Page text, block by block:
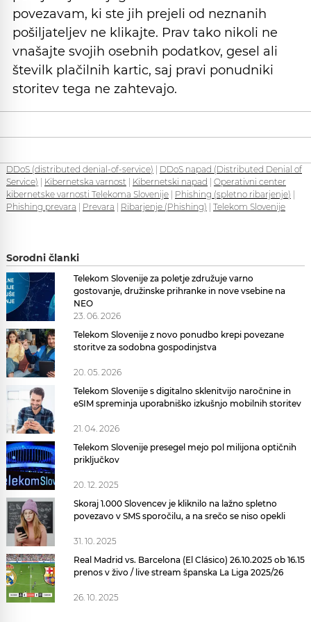
povezavam, ki ste jih prejeli od neznanih
pošiljateljev ne klikajte. Prav tako nikoli ne
vnašajte svojih osebnih podatkov, gesel ali
številk plačilnih kartic, saj pravi ponudniki
storitev tega ne zahtevajo.
DDoS (distributed denial-of-service) | DDoS napad (Distributed Denial of
Service) | Kibernetska varnost | Kibernetski napad | Operativni center
kibernetske varnosti Telekoma Slovenije | Phishing (spletno ribarjenje) |
Phishing prevara | Prevara | Ribarjenje (Phishing) | Telekom Slovenije
Sorodni članki
Telekom Slovenije za poletje združuje varno
gostovanje, družinske prihranke in nove vsebine na
NEO
23. 06. 2026
Telekom Slovenije z novo ponudbo krepi povezane
storitve za sodobna gospodinjstva
20. 05. 2026
Telekom Slovenije s digitalno sklenitvijo naročnine in
eSIM spreminja uporabniško izkušnjo mobilnih storitev
21. 04. 2026
Telekom Slovenije presegel mejo pol milijona optičnih
priključkov
20. 12. 2025
Skoraj 1.000 Slovencev je kliknilo na lažno spletno
povezavo v SMS sporočilu, a na srečo se niso opekli
31. 10. 2025
Real Madrid vs. Barcelona (El Clásico) 26.10.2025 ob 16.15
prenos v živo / live stream španska La Liga 2025/26
26. 10. 2025